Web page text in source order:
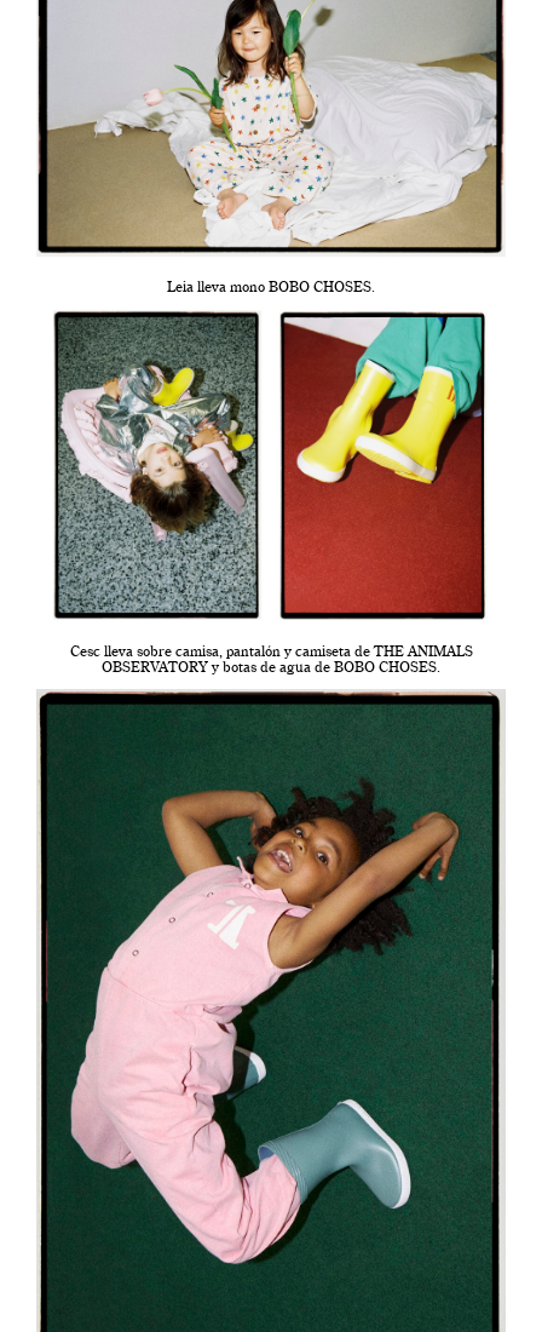
Leia lleva mono BOBO CHOSES.
Cesc lleva sobre camisa, pantalón y camiseta de THE ANIMALS
OBSERVATORY y botas de agua de BOBO CHOSES.